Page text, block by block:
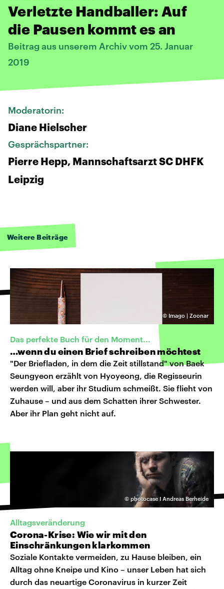
Verletzte Handballer: Auf
die Pausen kommt es an
Beitrag aus unserem Archiv vom 25. Januar
2019
Moderatorin:
Diane Hielscher
Gesprächspartner:
Pierre Hepp, Mannschaftsarzt SC DHFK
Leipzig
Weitere Beiträge
© Imago | Zoonar
Das perfekte Buch für den Moment...
…wenn du einen Brief schreiben möchtest
"Der Briefladen, in dem die Zeit stillstand" von Baek
Seungyeon erzählt von Hyoyeong, die Regisseurin
werden will, aber ihr Studium schmeißt. Sie flieht von
Zuhause – und aus dem Schatten ihrer Schwester.
Aber ihr Plan geht nicht auf.
© photocase I Andreas Berheide
Alltagsveränderung
Corona-Krise: Wie wir mit den
Einschränkungen klarkommen
Soziale Kontakte vermeiden, zu Hause bleiben, ein
Alltag ohne Kneipe und Kino – unser Leben hat sich
durch das neuartige Coronavirus in kurzer Zeit